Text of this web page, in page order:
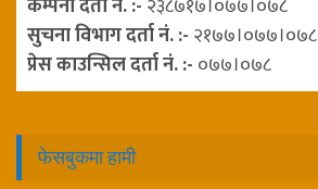
कम्पनी दर्ता नं. :- २३८७१७।०७७।०७८
सुचना विभाग दर्ता नं. :- २१७७।०७७।०७८
प्रेस काउन्सिल दर्ता नं. :- ०७७।०७८
फेसबुकमा हामी